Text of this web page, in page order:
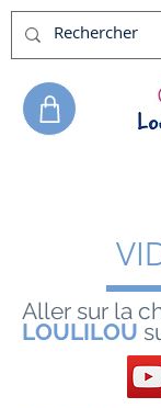
Aller sur la
LOULILOU